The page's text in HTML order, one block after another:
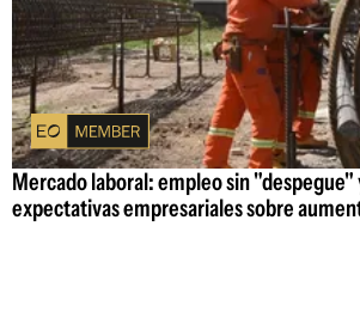
Mercado laboral: empleo sin "despegue"
expectativas empresariales sobre